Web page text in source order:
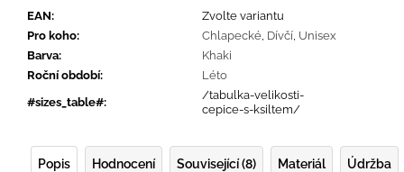
EAN:
Zvolte variantu
Pro koho: Chlapecké, Dívčí, Unisex
Barva:
Khaki
Roční období:
Léto
#sizes_table#:
/tabulka-velikosti-
cepice-s-ksiltem/
Popis Hodnocení Související (8) Materiál Údržba